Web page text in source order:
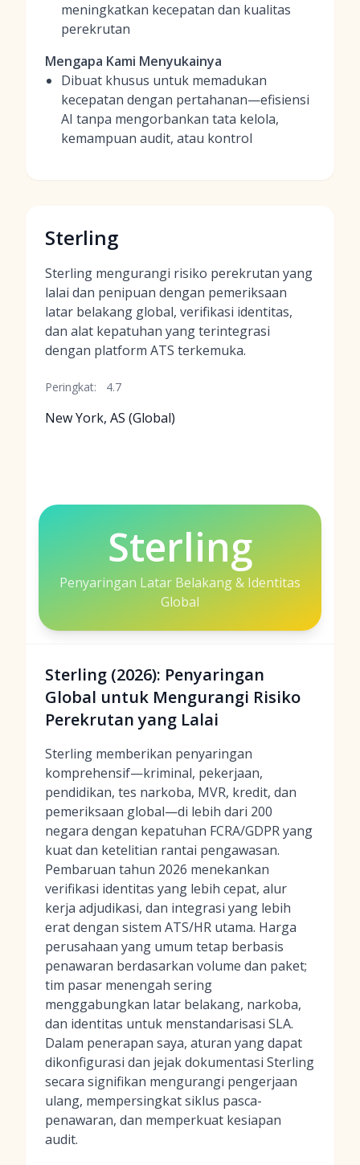
meningkatkan kecepatan dan kualitas
perekrutan
Mengapa Kami Menyukainya
Dibuat khusus untuk memadukan
kecepatan dengan pertahanan—efisiensi
AI tanpa mengorbankan tata kelola,
kemampuan audit, atau kontrol
Sterling
Sterling mengurangi risiko perekrutan yang
lalai dan penipuan dengan pemeriksaan
latar belakang global, verifikasi identitas,
dan alat kepatuhan yang terintegrasi
dengan platform ATS terkemuka.
Peringkat: 4.7
New York, AS (Global)
Sterling
Penyaringan Latar Belakang & Identitas
Global
Sterling (2026): Penyaringan
Global untuk Mengurangi Risiko
Perekrutan yang Lalai
Sterling memberikan penyaringan
komprehensif—kriminal, pekerjaan,
pendidikan, tes narkoba, MVR, kredit, dan
pemeriksaan global—di lebih dari 200
negara dengan kepatuhan FCRA/GDPR yang
kuat dan ketelitian rantai pengawasan.
Pembaruan tahun 2026 menekankan
verifikasi identitas yang lebih cepat, alur
kerja adjudikasi, dan integrasi yang lebih
erat dengan sistem ATS/HR utama. Harga
perusahaan yang umum tetap berbasis
penawaran berdasarkan volume dan paket;
tim pasar menengah sering
menggabungkan latar belakang, narkoba,
dan identitas untuk menstandarisasi SLA.
Dalam penerapan saya, aturan yang dapat
dikonfigurasi dan jejak dokumentasi Sterling
secara signifikan mengurangi pengerjaan
ulang, mempersingkat siklus pasca-
penawaran, dan memperkuat kesiapan
audit.